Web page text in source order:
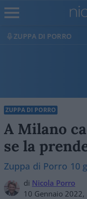
ECONOMIA
ZUPPA DI PORRO
A Milano
se la
Zuppa di Porro 10
di Nicola Porro
10 Gennaio 2022,